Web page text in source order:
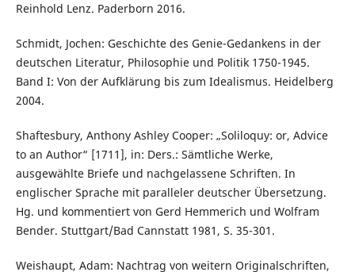
Reinhold Lenz. Paderborn 2016.
Schmidt, Jochen: Geschichte des Genie-Gedankens in der
deutschen Literatur, Philosophie und Politik 1750-1945.
Band I: Von der Aufklärung bis zum Idealismus. Heidelberg
2004.
Shaftesbury, Anthony Ashley Cooper: „Soliloquy: or, Advice
to an Author“ [1711], in: Ders.: Sämtliche Werke,
ausgewählte Briefe und nachgelassene Schriften. In
englischer Sprache mit paralleler deutscher Übersetzung.
Hg. und kommentiert von Gerd Hemmerich und Wolfram
Bender. Stuttgart/Bad Cannstatt 1981, S. 35-301.
Weishaupt, Adam: Nachtrag von weitern Originalschriften,